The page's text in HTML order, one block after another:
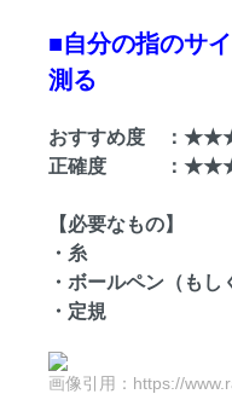
■自分の指のサ
測る
おすすめ度 ：
正確度 ：
【必要なもの】
・糸
・ボールペン（もし
・定規
画像引用：https://